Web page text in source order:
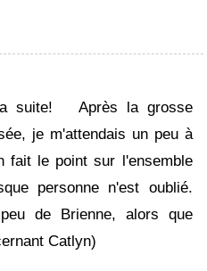
la suite! Après la grosse
je m'attendais un peu à
fait le point sur l'ensemble
personne n'est oublié.
de Brienne, alors que
Catlyn)